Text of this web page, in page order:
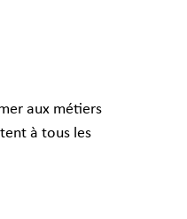
aux métiers
à tous les